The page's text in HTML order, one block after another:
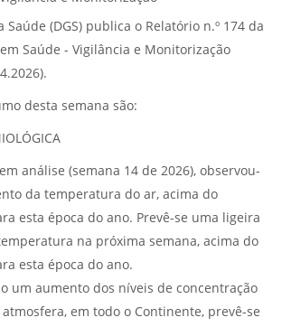
Saúde (DGS) publica o Relatório n.º 174 da
Saúde - Vigilância e Monitorização
desta semana são:
análise (semana 14 de 2026), observou-
da temperatura do ar, acima do
esta época do ano. Prevê-se uma ligeira
na próxima semana, acima do
esta época do ano.
um aumento dos níveis de concentração
em todo o Continente, prevê-se